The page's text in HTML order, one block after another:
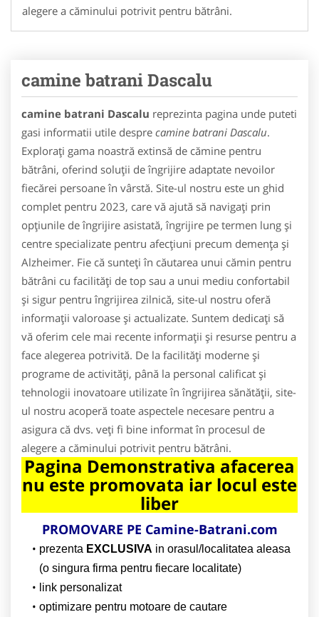
alegere a căminului potrivit pentru bătrâni.
camine batrani Dascalu
camine batrani Dascalu reprezinta pagina unde puteti
gasi informatii utile despre camine batrani Dascalu.
Explorați gama noastră extinsă de cămine pentru
bătrâni, oferind soluții de îngrijire adaptate nevoilor
fiecărei persoane în vârstă. Site-ul nostru este un ghid
complet pentru 2023, care vă ajută să navigați prin
opțiunile de îngrijire asistată, îngrijire pe termen lung și
centre specializate pentru afecțiuni precum demența și
Alzheimer. Fie că sunteți în căutarea unui cămin pentru
bătrâni cu facilități de top sau a unui mediu confortabil
și sigur pentru îngrijirea zilnică, site-ul nostru oferă
informații valoroase și actualizate. Suntem dedicați să
vă oferim cele mai recente informații și resurse pentru a
face alegerea potrivită. De la facilități moderne și
programe de activități, până la personal calificat și
tehnologii inovatoare utilizate în îngrijirea sănătății, site-
ul nostru acoperă toate aspectele necesare pentru a
asigura că dvs. veți fi bine informat în procesul de
alegere a căminului potrivit pentru bătrâni.
Pagina Demonstrativa afacerea
nu este promovata iar locul este
liber
PROMOVARE PE Camine-Batrani.com
prezenta EXCLUSIVA in orasul/localitatea aleasa
(o singura firma pentru fiecare localitate)
link personalizat
optimizare pentru motoare de cautare